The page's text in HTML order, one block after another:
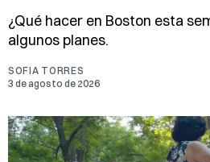
¿Qué hacer en Boston esta
algunos planes.
SOFIA TORRES
3 de agosto de 2026